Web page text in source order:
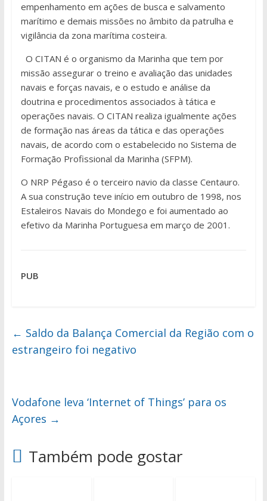
empenhamento em ações de busca e salvamento
marítimo e demais missões no âmbito da patrulha e
vigilância da zona marítima costeira.
O CITAN é o organismo da Marinha que tem por
missão assegurar o treino e avaliação das unidades
navais e forças navais, e o estudo e análise da
doutrina e procedimentos associados à tática e
operações navais. O CITAN realiza igualmente ações
de formação nas áreas da tática e das operações
navais, de acordo com o estabelecido no Sistema de
Formação Profissional da Marinha (SFPM).
O NRP Pégaso é o terceiro navio da classe Centauro.
A sua construção teve início em outubro de 1998, nos
Estaleiros Navais do Mondego e foi aumentado ao
efetivo da Marinha Portuguesa em março de 2001.
PUB
← Saldo da Balança Comercial da Região com o
estrangeiro foi negativo
Vodafone leva ‘Internet of Things’ para os
Açores →
Também pode gostar